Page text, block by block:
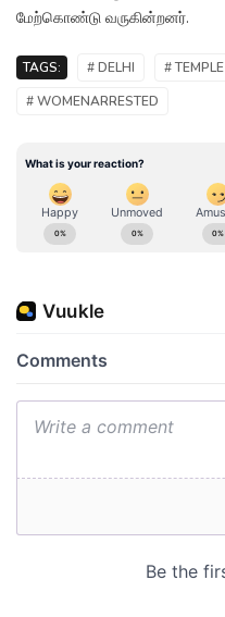
மேற்கொண்டு வருகின்றனர்.
TAGS: # DELHI # TEMPLE
# WOMENARRESTED